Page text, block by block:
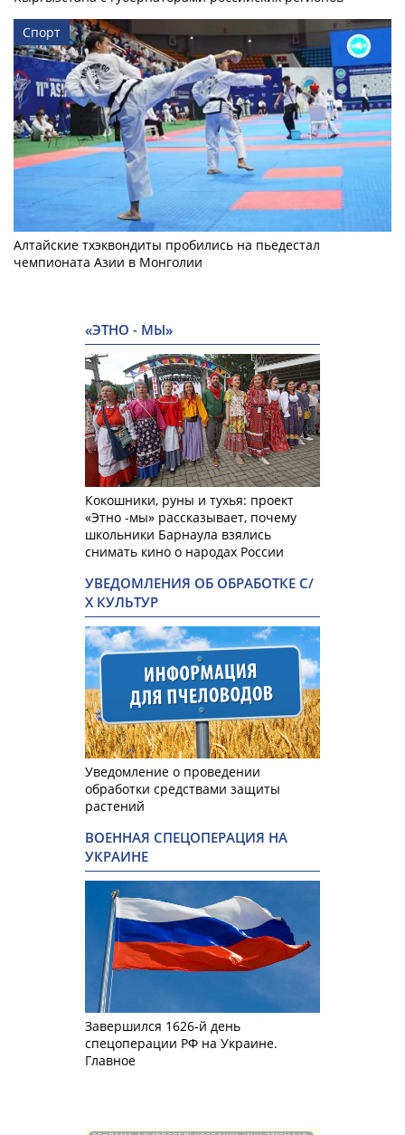
Спорт
Алтайские тхэквондиты пробились на пьедестал
чемпионата Азии в Монголии
«ЭТНО - МЫ»
Кокошники, руны и тухья: проект
«Этно -мы» рассказывает, почему
школьники Барнаула взялись
снимать кино о народах России
УВЕДОМЛЕНИЯ ОБ ОБРАБОТКЕ С/
Х КУЛЬТУР
Уведомление о проведении
обработки средствами защиты
растений
ВОЕННАЯ СПЕЦОПЕРАЦИЯ НА
УКРАИНЕ
Завершился 1626-й день
спецоперации РФ на Украине.
Главное